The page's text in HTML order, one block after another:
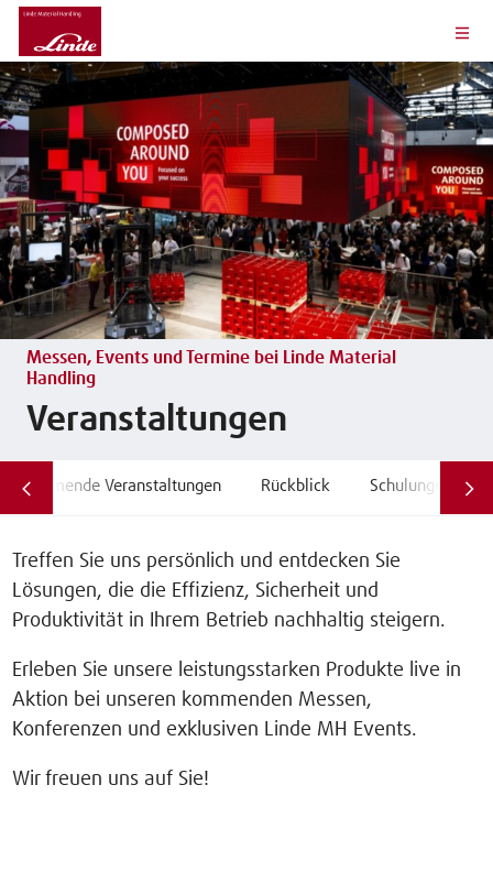
Messen, Events und Termine bei Linde Material
Handling
Veranstaltungen
Kommende Veranstaltungen Rückblick Schulungen und
Treffen Sie uns persönlich und entdecken Sie
Lösungen, die die Effizienz, Sicherheit und
Produktivität in Ihrem Betrieb nachhaltig steigern.
Erleben Sie unsere leistungsstarken Produkte live in
Aktion bei unseren kommenden Messen,
Konferenzen und exklusiven Linde MH Events.
Wir freuen uns auf Sie!